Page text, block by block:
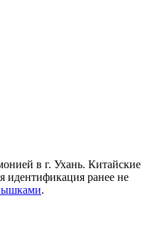
в г. Ухань. Китайские
идентификация ранее не
.